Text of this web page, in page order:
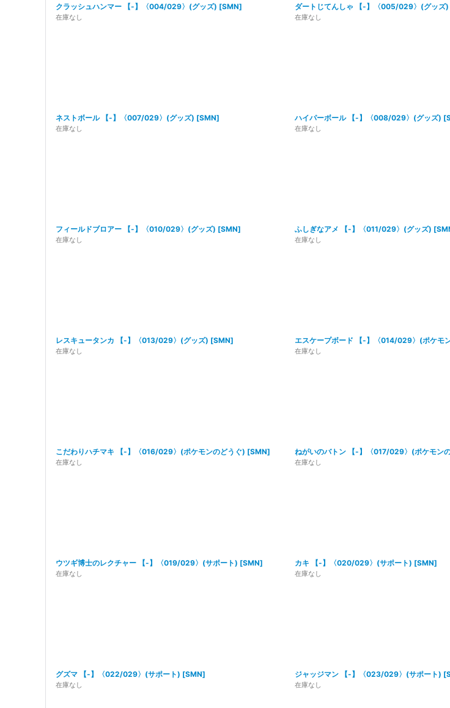
クラッシュハンマー 【-】〈004/029〉(グッズ) [SMN]
在庫なし
ダートじてんしゃ 【-】〈005/029〉(グッズ)
在庫なし
ネストボール 【-】〈007/029〉(グッズ) [SMN]
在庫なし
ハイパーボール 【-】〈008/029〉(グッズ) [
在庫なし
フィールドブロアー 【-】〈010/029〉(グッズ) [SMN]
在庫なし
ふしぎなアメ 【-】〈011/029〉(グッズ) [
在庫なし
レスキュータンカ 【-】〈013/029〉(グッズ) [SMN]
在庫なし
エスケープボード 【-】〈014/029〉(ポケモ
在庫なし
こだわりハチマキ 【-】〈016/029〉(ポケモンのどうぐ) [SMN]
在庫なし
ねがいのバトン 【-】〈017/029〉(ポケモン
在庫なし
ウツギ博士のレクチャー 【-】〈019/029〉(サポート) [SMN]
在庫なし
カキ 【-】〈020/029〉(サポート) [SMN]
在庫なし
グズマ 【-】〈022/029〉(サポート) [SMN]
在庫なし
ジャッジマン 【-】〈023/029〉(サポート) [
在庫なし